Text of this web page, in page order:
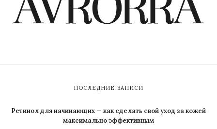
ПОСЛЕДНИЕ ЗАПИСИ
Ретинол для начинающих — как сделать свой уход за кожей
максимально эффективным